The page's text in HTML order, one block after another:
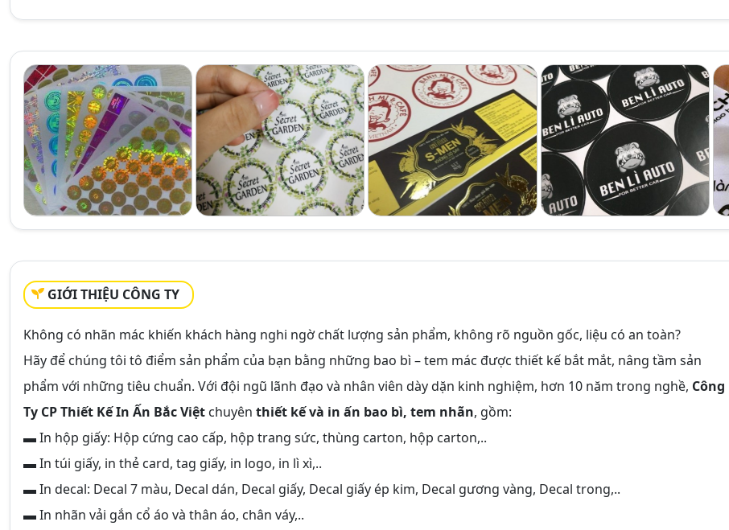
GIỚI THIỆU CÔNG TY
Không có nhãn mác khiến khách hàng nghi ngờ chất lượng sản phẩm, không rõ nguồn gốc, liệu có an toàn?
Hãy để chúng tôi tô điểm sản phẩm của bạn bằng những bao bì – tem mác được thiết kế bắt mắt, nâng tầm sản
phẩm với những tiêu chuẩn. Với đội ngũ lãnh đạo và nhân viên dày dặn kinh nghiệm, hơn 10 năm trong nghề, Công
Ty CP Thiết Kế In Ấn Bắc Việt chuyên thiết kế và in ấn bao bì, tem nhãn, gồm:
▬ In hộp giấy: Hộp cứng cao cấp, hộp trang sức, thùng carton, hộp carton,..
▬ In túi giấy, in thẻ card, tag giấy, in logo, in lì xì,..
▬ In decal: Decal 7 màu, Decal dán, Decal giấy, Decal giấy ép kim, Decal gương vàng, Decal trong,..
▬ In nhãn vải gắn cổ áo và thân áo, chân váy,..